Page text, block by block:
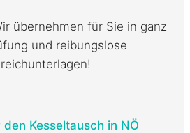
übernehmen für Sie in ganz
und reibungslose
Kesseltausch in NÖ